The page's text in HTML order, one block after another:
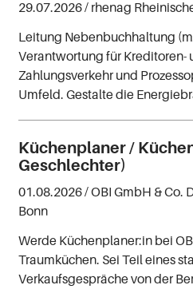
29.07.2026 / rhenag
Leitung Nebenbuchhaltung
Verantwortung für
Zahlungsverkehr und
Umfeld. Gestalte die
Küchenplaner /
Geschlechter)
01.08.2026 /OBI GmbH & Co.
Bonn
Werde Küchenplaner:in bei
Traumküchen. Sei Teil eines
Verkaufsgespräche von der